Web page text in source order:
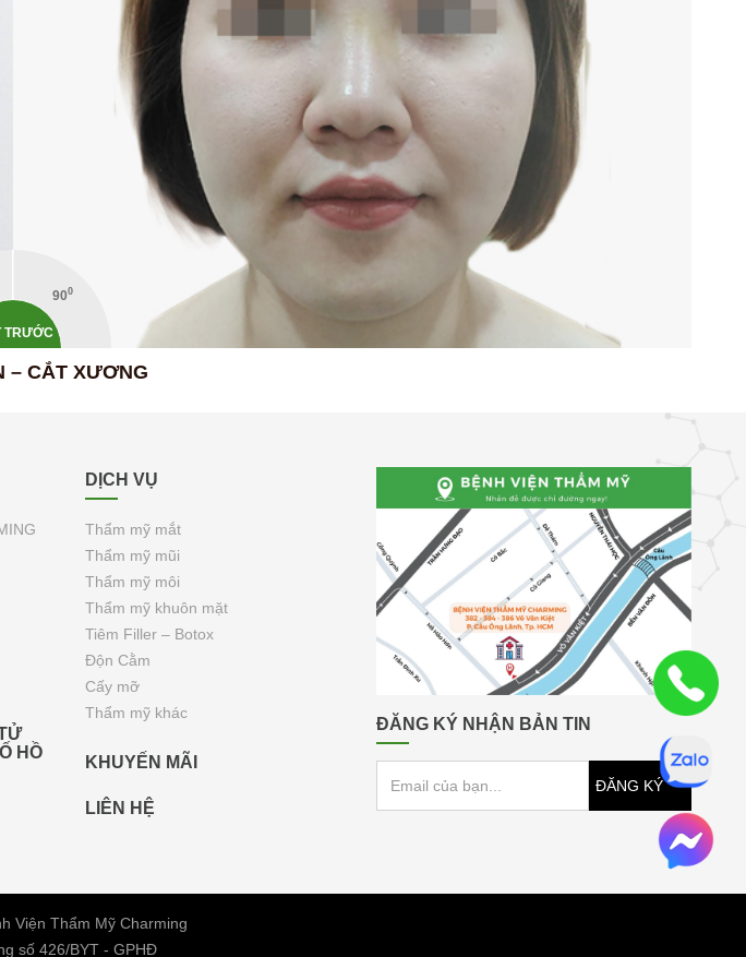
TRƯỚC
900
– CẮT XƯƠNG
HỒ
DỊCH VỤ
Thẩm mỹ mắt
Thẩm mỹ mũi
Thẩm mỹ môi
Thẩm mỹ khuôn mặt
Tiêm Filler – Botox
Độn Cằm
Cấy mỡ
Thẩm mỹ khác
KHUYẾN MÃI
LIÊN HỆ
ĐĂNG KÝ NHẬN BẢN TIN
ĐĂNG KÝ
Viện Thẩm Mỹ Charming
số 426/BYT - GPHĐ